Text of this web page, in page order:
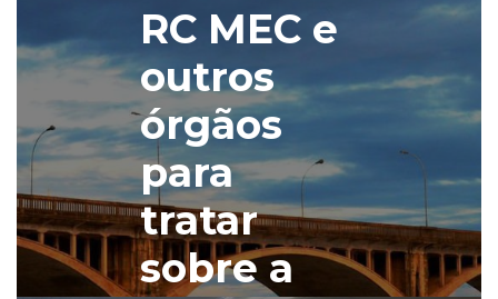
RC MEC e
outros
órgãos
para
tratar
sobre a